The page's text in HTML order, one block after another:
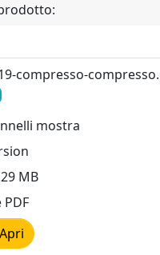
compresso-
mostra
MB